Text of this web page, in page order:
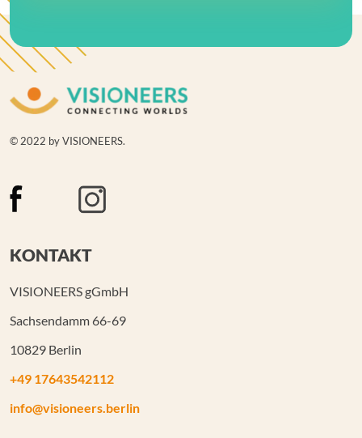
© 2022 by VISIONEERS.
KONTAKT
VISIONEERS gGmbH
Sachsendamm 66-69
10829 Berlin
+49 17643542112
info@visioneers.berlin